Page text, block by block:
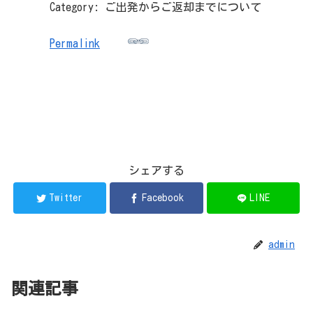
Category: ご出発からご返却までについて
Permalink
シェアする
Twitter Facebook LINE
admin
関連記事